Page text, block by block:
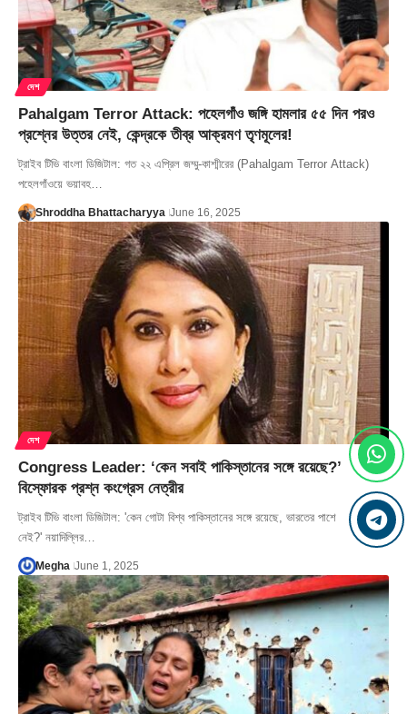
দেশ
Pahalgam Terror Attack: পহেলগাঁও জঙ্গি হামলার ৫৫ দিন পরও
প্রশ্নের উত্তর নেই, কেন্দ্রকে তীব্র আক্রমণ তৃণমূলের!
ট্রাইব টিভি বাংলা ডিজিটাল: গত ২২ এপ্রিল জম্মু-কাশ্মীরের (Pahalgam Terror Attack)
পহেলগাঁওয়ে ভয়াবহ…
Shroddha Bhattacharyya June 16, 2025
দেশ
Congress Leader: ‘কেন সবাই পাকিস্তানের সঙ্গে রয়েছে?’
বিস্ফোরক প্রশ্ন কংগ্রেস নেত্রীর
ট্রাইব টিভি বাংলা ডিজিটাল: 'কেন গোটা বিশ্ব পাকিস্তানের সঙ্গে রয়েছে, ভারতের পাশে
নেই?' নয়াদিল্লির…
Megha June 1, 2025